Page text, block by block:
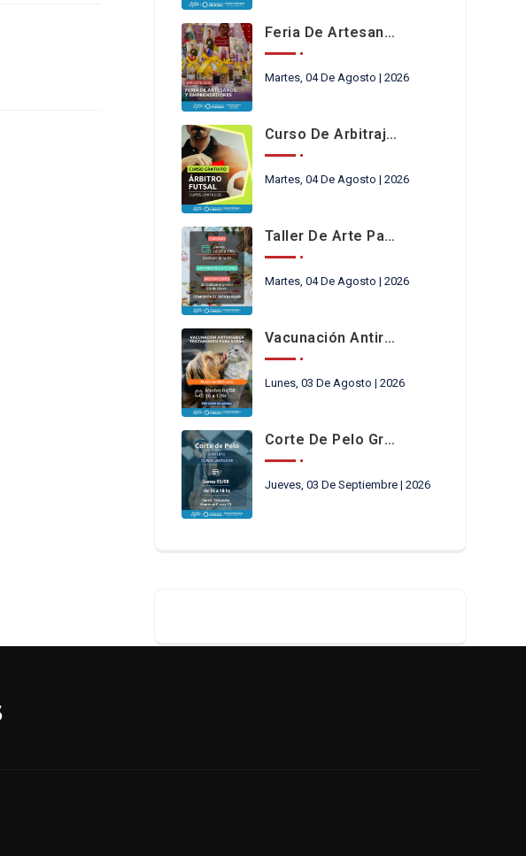
Feria De Artesanos Y Emprendedores De San Cayetano
Martes, 04 De Agosto | 2026
Curso De Arbitraje De Futsal
Martes, 04 De Agosto | 2026
Taller De Arte Para Niños En Chimbas
Martes, 04 De Agosto | 2026
Vacunación Antirrábica
Lunes, 03 De Agosto | 2026
Corte De Pelo Gratis
Jueves, 03 De Septiembre | 2026